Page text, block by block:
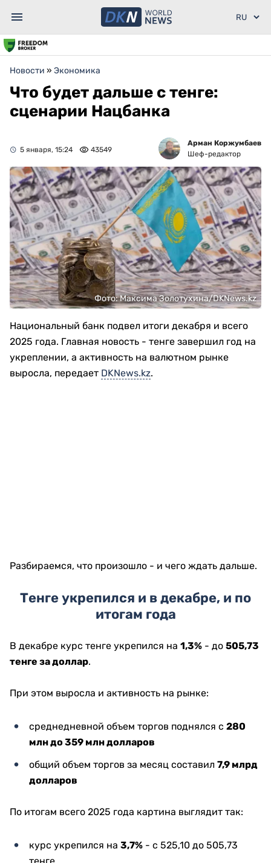
Новости » Экономика
Что будет дальше с тенге:
сценарии Нацбанка
5 января, 15:24 43549
Арман Коржумбаев
Шеф-редактор
Фото: Максима Золотухина/DKNews.kz
Национальный банк подвел итоги декабря и всего
2025 года. Главная новость - тенге завершил год на
укреплении, а активность на валютном рынке
выросла, передает DKNews.kz.
Разбираемся, что произошло - и чего ждать дальше.
Тенге укрепился и в декабре, и по
итогам года
В декабре курс тенге укрепился на 1,3% - до 505,73
тенге за доллар.
При этом выросла и активность на рынке:
среднедневной объем торгов поднялся с 280
млн до 359 млн долларов
общий объем торгов за месяц составил 7,9 млрд
долларов
По итогам всего 2025 года картина выглядит так:
курс укрепился на 3,7% - с 525,10 до 505,73